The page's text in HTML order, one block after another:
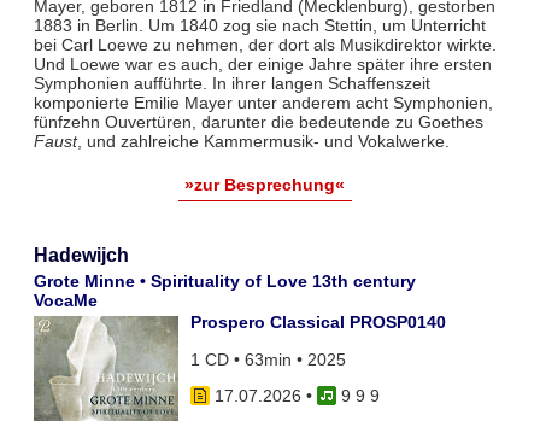
Mayer, geboren 1812 in Friedland (Mecklenburg), gestorben
1883 in Berlin. Um 1840 zog sie nach Stettin, um Unterricht
bei Carl Loewe zu nehmen, der dort als Musikdirektor wirkte.
Und Loewe war es auch, der einige Jahre später ihre ersten
Symphonien aufführte. In ihrer langen Schaffenszeit
komponierte Emilie Mayer unter anderem acht Symphonien,
fünfzehn Ouvertüren, darunter die bedeutende zu Goethes
Faust, und zahlreiche Kammermusik- und Vokalwerke.
»zur Besprechung«
Hadewijch
Grote Minne • Spirituality of Love 13th century
VocaMe
Prospero Classical PROSP0140
1 CD • 63min • 2025
17.07.2026 •
9 9 9